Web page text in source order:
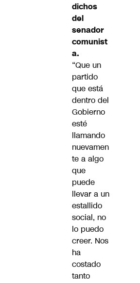
dichos
del
senador
comunist
a.
“Que un
partido
que está
dentro del
Gobierno
esté
llamando
nuevamen
te a algo
que
puede
llevar a un
estallido
social, no
lo puedo
creer. Nos
ha
costado
tanto